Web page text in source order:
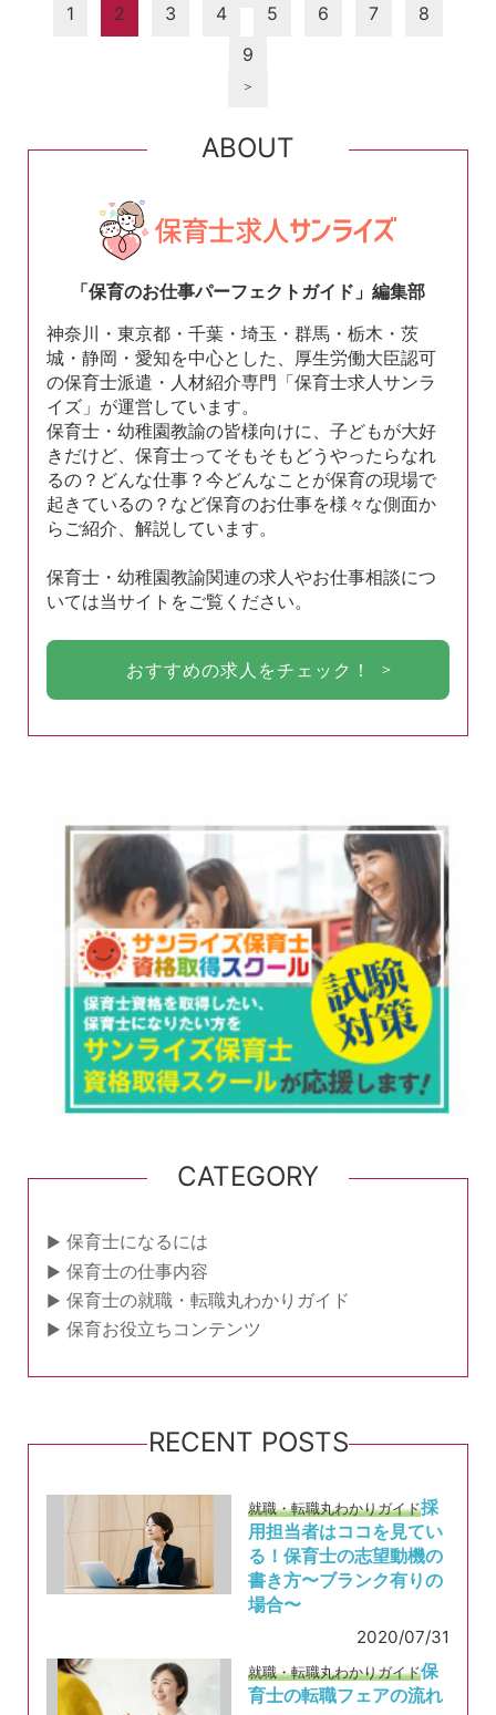
1 2 3 4 5 6 7
8
9
＞
ABOUT
「保育のお仕事パーフェクトガイド」編集部
神奈川・東京都・千葉・埼玉・群馬・栃木・茨
城・静岡・愛知を中心とした、厚生労働大臣認可
の保育士派遣・人材紹介専門「保育士求人サンラ
イズ」が運営しています。
保育士・幼稚園教諭の皆様向けに、子どもが大好
きだけど、保育士ってそもそもどうやったらなれ
るの？どんな仕事？今どんなことが保育の現場で
起きているの？など保育のお仕事を様々な側面か
らご紹介、解説しています。
保育士・幼稚園教諭関連の求人やお仕事相談につ
いては当サイトをご覧ください。
おすすめの求人をチェック！
CATEGORY
保育士になるには
保育士の仕事内容
保育士の就職・転職丸わかりガイド
保育お役立ちコンテンツ
RECENT POSTS
就職・転職丸わかりガイド採
用担当者はココを見てい
る！保育士の志望動機の
書き方〜ブランク有りの
場合〜
2020/07/31
就職・転職丸わかりガイド保
育士の転職フェアの流れ